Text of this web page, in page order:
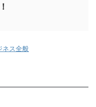
ネス全般